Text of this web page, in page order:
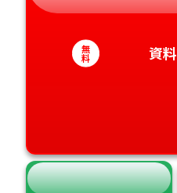
静
愛
和徳
香
高
大
宮
沖
無
料 資